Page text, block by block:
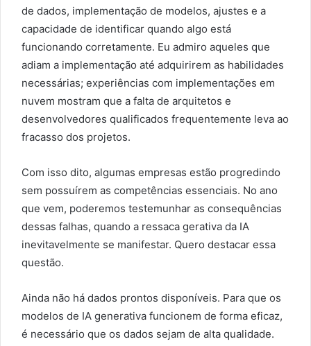
de dados, implementação de modelos, ajustes e a
capacidade de identificar quando algo está
funcionando corretamente. Eu admiro aqueles que
adiam a implementação até adquirirem as habilidades
necessárias; experiências com implementações em
nuvem mostram que a falta de arquitetos e
desenvolvedores qualificados frequentemente leva ao
fracasso dos projetos.
Com isso dito, algumas empresas estão progredindo
sem possuírem as competências essenciais. No ano
que vem, poderemos testemunhar as consequências
dessas falhas, quando a ressaca gerativa da IA
inevitavelmente se manifestar. Quero destacar essa
questão.
Ainda não há dados prontos disponíveis. Para que os
modelos de IA generativa funcionem de forma eficaz,
é necessário que os dados sejam de alta qualidade.